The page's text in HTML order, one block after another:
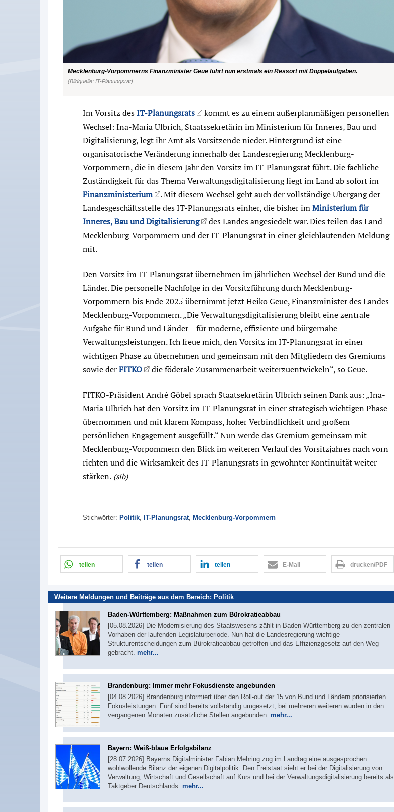
Mecklenburg-Vorpommerns Finanzminister Geue führt nun erstmals ein Ressort mit Doppelaufgaben.
(Bildquelle: IT-Planungsrat)
Im Vorsitz desIT-Planungsrats
kommt es zu einem außerplanmäßigen personellen
Wechsel: Ina-Maria Ulbrich, Staatssekretärin im Ministerium für Inneres, Bau und
Digitalisierung, legt ihr Amt als Vorsitzende nieder. Hintergrund ist eine
organisatorische Veränderung innerhalb der Landesregierung Mecklenburg-
Vorpommern, die in diesem Jahr den Vorsitz im IT-Planungsrat führt. Die fachliche
Zuständigkeit für das Thema Verwaltungsdigitalisierung liegt im Land ab sofort im
Finanzministerium
. Mit diesem Wechsel geht auch der vollständige Übergang der
Landesgeschäftsstelle des IT-Planungsrats einher, die bisher imMinisterium für
Inneres, Bau und Digitalisierung
des Landes angesiedelt war. Dies teilen das Land
Mecklenburg-Vorpommern und der IT-Planungsrat in einer gleichlautenden Meldung
mit.
Den Vorsitz im IT-Planungsrat übernehmen im jährlichen Wechsel der Bund und die
Länder. Die personelle Nachfolge in der Vorsitzführung durch Mecklenburg-
Vorpommern bis Ende 2025 übernimmt jetzt Heiko Geue, Finanzminister des Landes
Mecklenburg-Vorpommern. „Die Verwaltungsdigitalisierung bleibt eine zentrale
Aufgabe für Bund und Länder – für moderne, effiziente und bürgernahe
Verwaltungsleistungen. Ich freue mich, den Vorsitz im IT-Planungsrat in einer
wichtigen Phase zu übernehmen und gemeinsam mit den Mitgliedern des Gremiums
sowie derFITKO die föderale Zusammenarbeit weiterzuentwickeln“, so Geue.
FITKO-Präsident André Göbel sprach Staatsekretärin Ulbrich seinen Dank aus: „Ina-
Maria Ulbrich hat den Vorsitz im IT-Planungsrat in einer strategisch wichtigen Phase
übernommen und mit klarem Kompass, hoher Verbindlichkeit und großem
persönlichen Engagement ausgefüllt.“ Nun werde das Gremium gemeinsam mit
Mecklenburg-Vorpommern den Blick im weiteren Verlauf des Vorsitzjahres nach vorn
richten und die Wirksamkeit des IT-Planungsrats in gewohnter Kontinuität weiter
stärken. (sib)
Stichwörter: Politik IT-Planungsrat Mecklenburg-Vorpommern
teilen teilen teilen E-Mail drucken/PDF
Weitere Meldungen und Beiträge aus dem Bereich: Politik
Baden-Württemberg: Maßnahmen zum Bürokratieabbau
[05.08.2026] Die Modernisierung des Staatswesens zählt in Baden-Württemberg zu den zentralen
Vorhaben der laufenden Legislaturperiode. Nun hat die Landesregierung wichtige
Strukturentscheidungen zum Bürokratieabbau getroffen und das Effizienzgesetz auf den Weg
gebracht. mehr...
Brandenburg: Immer mehr Fokusdienste angebunden
[04.08.2026] Brandenburg informiert über den Roll-out der 15 von Bund und Ländern priorisierten
Fokusleistungen. Fünf sind bereits vollständig umgesetzt, bei mehreren weiteren wurden in den
vergangenen Monaten zusätzliche Stellen angebunden. mehr...
Bayern: Weiß-blaue Erfolgsbilanz
[28.07.2026] Bayerns Digitalminister Fabian Mehring zog im Landtag eine ausgesprochen
wohlwollende Bilanz der eigenen Digitalpolitik. Den Freistaat sieht er bei der Digitalisierung von
Verwaltung, Wirtschaft und Gesellschaft auf Kurs und bei der Verwaltungsdigitalisierung bereits als
Taktgeber Deutschlands. mehr...